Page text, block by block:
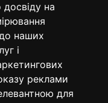
на
наших
і
реклами
для